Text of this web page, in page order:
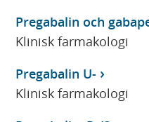
Pregabalin och
Klinisk farmakologi
Pregabalin U-
Klinisk farmakologi